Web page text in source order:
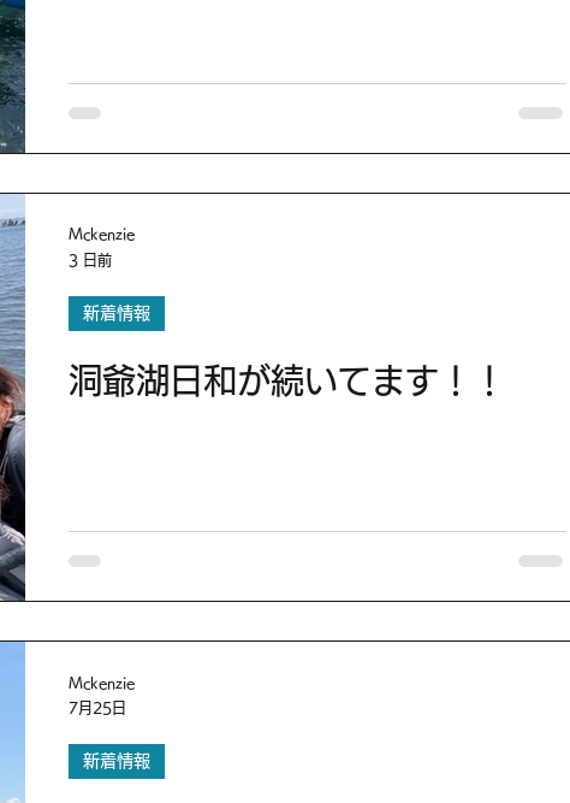
洞爺湖日和が続いてます！！
新着情報
Mckenzie
3 日前
新着情報
Mckenzie
7月25日